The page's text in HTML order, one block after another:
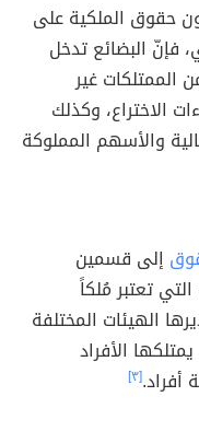
حقوق الملكية على
فإنّ البضائع تدخل
الممتلكات غير
الاختراع، وكذلك
والأسهم المملوكة
إلى قسمين
تعتبر مُلكاً
الهيئات المختلفة
الأفراد
[٣]